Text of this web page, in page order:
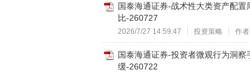
国泰海通证券-战术性大类资产配
比-260727
2026/7/27 14:59:47 投资策略 作
国泰海通证券-投资者微观行为洞
缓-260722